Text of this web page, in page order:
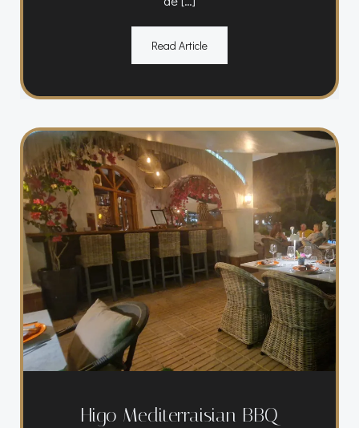
Read Article
Higo Mediterraisian BBQ